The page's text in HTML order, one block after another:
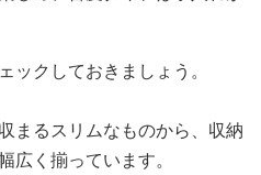
ックしておきましょう。
まるスリムなものから、収納
広く揃っています。